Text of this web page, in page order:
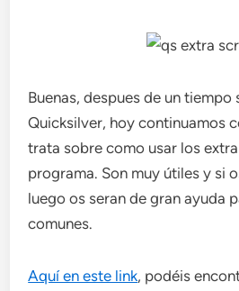
Buenas, despues de un tiempo
Quicksilver, hoy continuamos
trata sobre como usar los
programa. Son muy útiles y si
luego os seran de gran ayuda
comunes.
Aquí en este link, podéis